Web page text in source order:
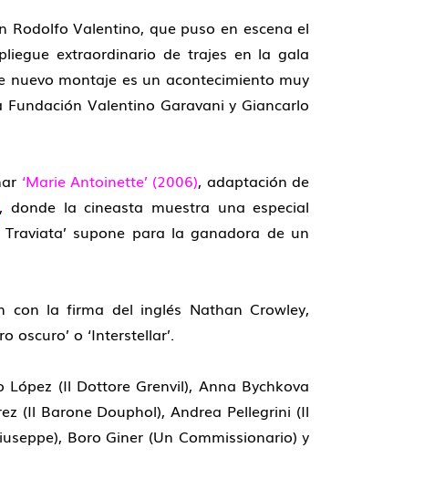
Valentino, que puso en escena el
extraordinario de trajes en la gala
nuevo montaje es un acontecimiento muy
Valentino Garavani y Giancarlo
‘Marie Antoinette’ (2006), adaptación de
, donde la cineasta muestra una especial
supone para la ganadora de un
con la firma del inglés Nathan Crowley,
oscuro’ o ‘Interstellar’.
(Il Dottore Grenvil), Anna Bychkova
(Il Barone Douphol), Andrea Pellegrini (Il
Boro Giner (Un Commissionario) y